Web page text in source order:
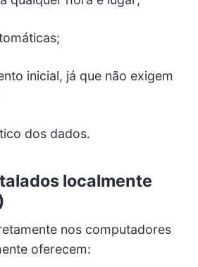
inicial, já que não exigem
dos dados.
localmente
nos computadores
oferecem: